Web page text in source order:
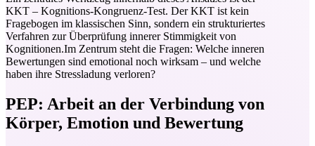
KKT – Kognitions-Kongruenz-Test. Der KKT ist kein
Fragebogen im klassischen Sinn, sondern ein strukturiertes
Verfahren zur Überprüfung innerer Stimmigkeit von
Kognitionen.Im Zentrum steht die Fragen: Welche inneren
Bewertungen sind emotional noch wirksam – und welche
haben ihre Stressladung verloren?
PEP: Arbeit an der Verbindung von
Körper, Emotion und Bewertung